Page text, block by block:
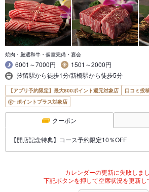
焼肉・厳選和牛・個室完備・宴会
6001～7000円
1501～2000円
汐留駅から徒歩1分/新橋駅から徒歩5分
【アプリ予約限定】最大800ポイント還元対象店
口コミ投
ポイントプラス対象店
クーポン
【開店記念特典】コース予約限定10％OFF
カレンダーの更新に失敗しまし
下記ボタンを押して空席状況を更新し